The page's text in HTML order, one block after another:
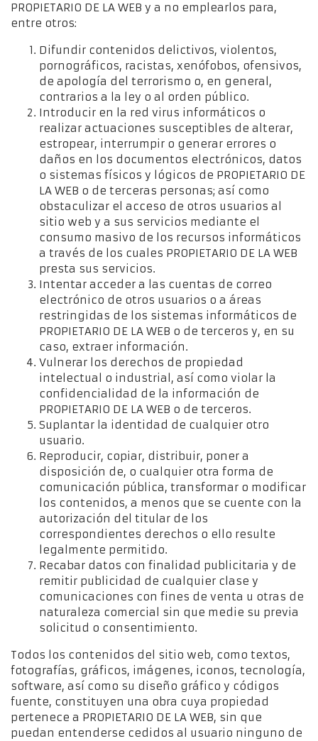
PROPIETARIO DE LA WEB y a no emplearlos para,
entre otros:
Difundir contenidos delictivos, violentos,
pornográficos, racistas, xenófobos, ofensivos,
de apología del terrorismo o, en general,
contrarios a la ley o al orden público.
Introducir en la red virus informáticos o
realizar actuaciones susceptibles de alterar,
estropear, interrumpir o generar errores o
daños en los documentos electrónicos, datos
o sistemas físicos y lógicos de PROPIETARIO DE
LA WEB o de terceras personas; así como
obstaculizar el acceso de otros usuarios al
sitio web y a sus servicios mediante el
consumo masivo de los recursos informáticos
a través de los cuales PROPIETARIO DE LA WEB
presta sus servicios.
Intentar acceder a las cuentas de correo
electrónico de otros usuarios o a áreas
restringidas de los sistemas informáticos de
PROPIETARIO DE LA WEB o de terceros y, en su
caso, extraer información.
Vulnerar los derechos de propiedad
intelectual o industrial, así como violar la
confidencialidad de la información de
PROPIETARIO DE LA WEB o de terceros.
Suplantar la identidad de cualquier otro
usuario.
Reproducir, copiar, distribuir, poner a
disposición de, o cualquier otra forma de
comunicación pública, transformar o modificar
los contenidos, a menos que se cuente con la
autorización del titular de los
correspondientes derechos o ello resulte
legalmente permitido.
Recabar datos con finalidad publicitaria y de
remitir publicidad de cualquier clase y
comunicaciones con fines de venta u otras de
naturaleza comercial sin que medie su previa
solicitud o consentimiento.
Todos los contenidos del sitio web, como textos,
fotografías, gráficos, imágenes, iconos, tecnología,
software, así como su diseño gráfico y códigos
fuente, constituyen una obra cuya propiedad
pertenece a PROPIETARIO DE LA WEB, sin que
puedan entenderse cedidos al usuario ninguno de